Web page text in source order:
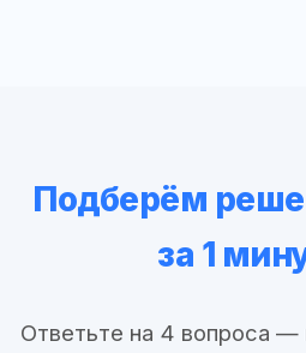
Подберём
за 1
Ответьте на 4 вопроса